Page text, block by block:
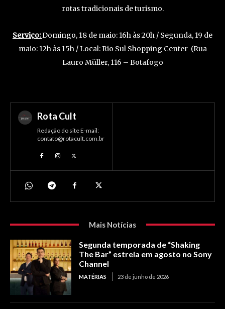
rotas tradicionais de turismo.
Serviço:Domingo, 18 de maio: 16h às 20h / Segunda, 19 de
maio: 12h às 15h / Local: Rio Sul Shopping Center (Rua
Lauro Müller, 116 – Botafogo
Rota Cult
Redação do site E-mail:
contato@rotacult.com.br
Mais Notícias
Segunda temporada de “Shaking
The Bar” estreia em agosto no Sony
Channel
MATÉRIAS 23 de junho de 2026